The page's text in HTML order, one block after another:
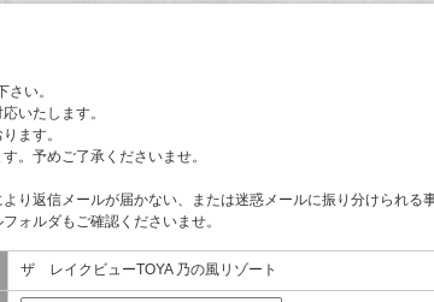
い。
いたします。
ます。
。予めご了承くださいませ。
り返信メールが届かない、または迷惑メールに振り分けられる
ォルダもご確認くださいませ。
ザ レイクビューTOYA 乃の風リゾート